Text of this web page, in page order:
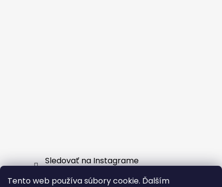
Tento web používa súbory cookie. Ďalším
Sledovať na Instagrame